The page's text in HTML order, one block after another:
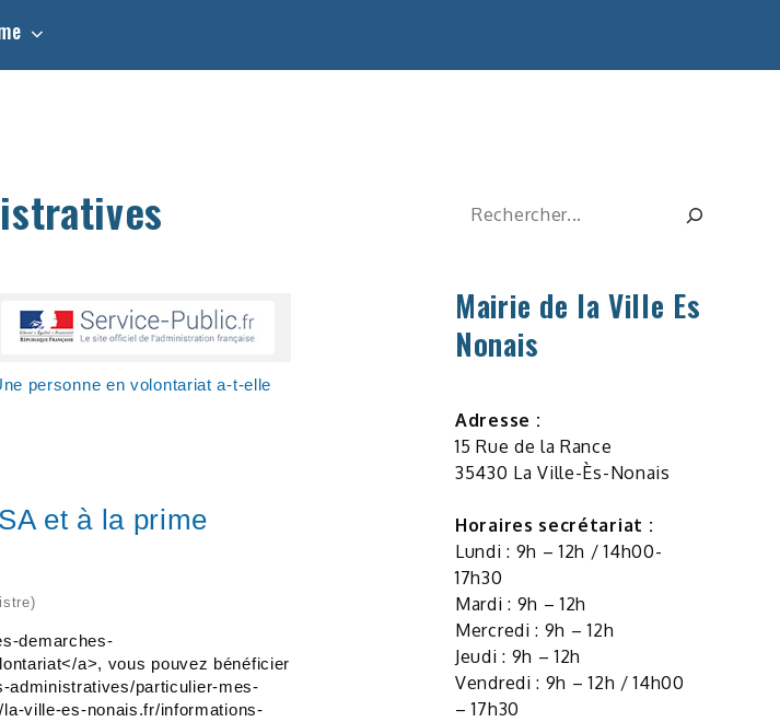
personne en volontariat a-t-elle
et à la prime
demarches-
a>, vous pouvez bénéficier
administratives/particulier-mes-
ville-es-nonais.fr/informations-
Rechercher
Mairie de la Ville Es
Nonais
Adresse :
15 Rue de la Rance
35430 La Ville-Ès-Nonais
Horaires secrétariat :
Lundi : 9h – 12h / 14h00-
17h30
Mardi : 9h – 12h
Mercredi : 9h – 12h
Jeudi : 9h – 12h
Vendredi : 9h – 12h / 14h00
– 17h30